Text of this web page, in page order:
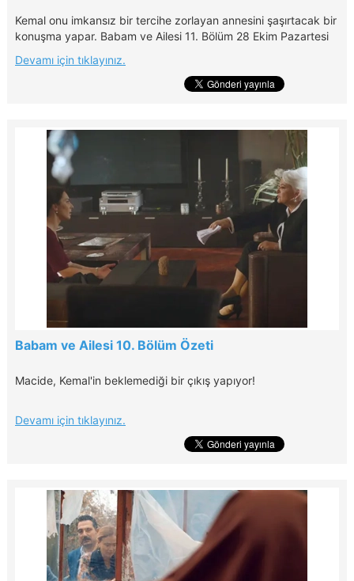
Kemal onu imkansız bir tercihe zorlayan annesini şaşırtacak bir
konuşma yapar. Babam ve Ailesi 11. Bölüm 28 Ekim Pazartesi
Devamı için tıklayınız.
Babam ve Ailesi 10. Bölüm Özeti
Macide, Kemal'in beklemediği bir çıkış yapıyor!
Devamı için tıklayınız.